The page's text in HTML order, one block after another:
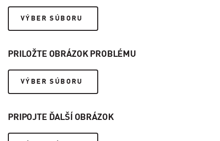
VÝBER SÚBORU
PRILOŽTE OBRÁZOK PROBLÉMU
VÝBER SÚBORU
PRIPOJTE ĎALŠÍ OBRÁZOK